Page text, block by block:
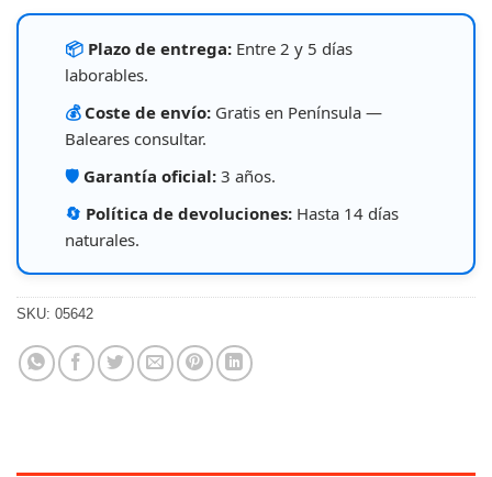
📦 Plazo de entrega:Entre 2 y 5 días
laborables.
💰 Coste de envío:Gratis en Península —
Baleares consultar.
🛡️ Garantía oficial:3 años.
🔄 Política de devoluciones:Hasta 14 días
naturales.
SKU: 05642